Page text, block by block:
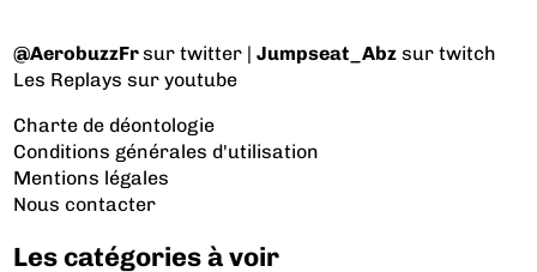
@AerobuzzFrsur twitter |Jumpseat_Abz sur twitch
Les Replays sur youtube
Charte de déontologie
Conditions générales d'utilisation
Mentions légales
Nous contacter
Les catégories à voir